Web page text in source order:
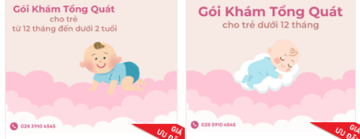
nhiều
biến
thể.
Các
tùy
chọn
thể